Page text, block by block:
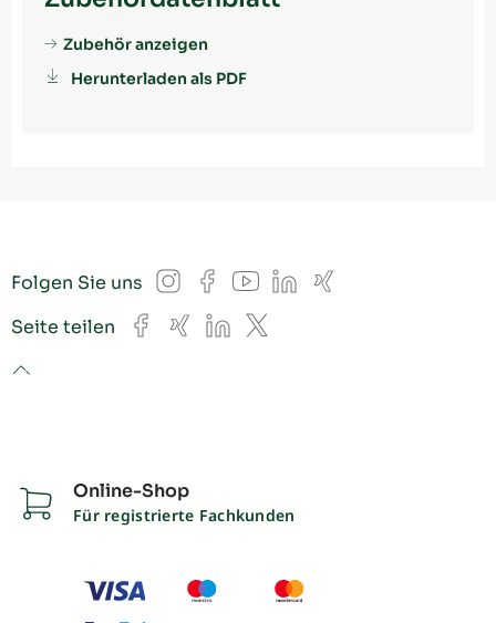
Zubehör anzeigen
Herunterladen als PDF
Folgen Sie uns Instagram
Facebook
YouTube
LinkedIn
Xing
Seite teilen Facebook
XingLinkedIn
X
to top
Online-Shop
Für registrierte Fachkunden